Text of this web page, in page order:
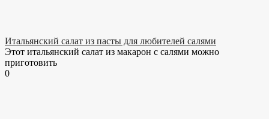
Итальянский салат из пасты для любителей салями
Этот итальянский салат из макарон с салями можно
приготовить
0